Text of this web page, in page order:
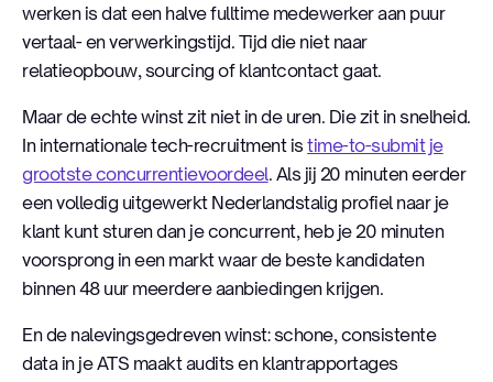
werken is dat een halve fulltime medewerker aan puur
vertaal- en verwerkingstijd. Tijd die niet naar
relatieopbouw, sourcing of klantcontact gaat.
Maar de echte winst zit niet in de uren. Die zit in snelheid.
In internationale tech-recruitment istime-to-submit je
grootste concurrentievoordeel. Als jij 20 minuten eerder
een volledig uitgewerkt Nederlandstalig profiel naar je
klant kunt sturen dan je concurrent, heb je 20 minuten
voorsprong in een markt waar de beste kandidaten
binnen 48 uur meerdere aanbiedingen krijgen.
En de nalevingsgedreven winst: schone, consistente
data in je ATS maakt audits en klantrapportages